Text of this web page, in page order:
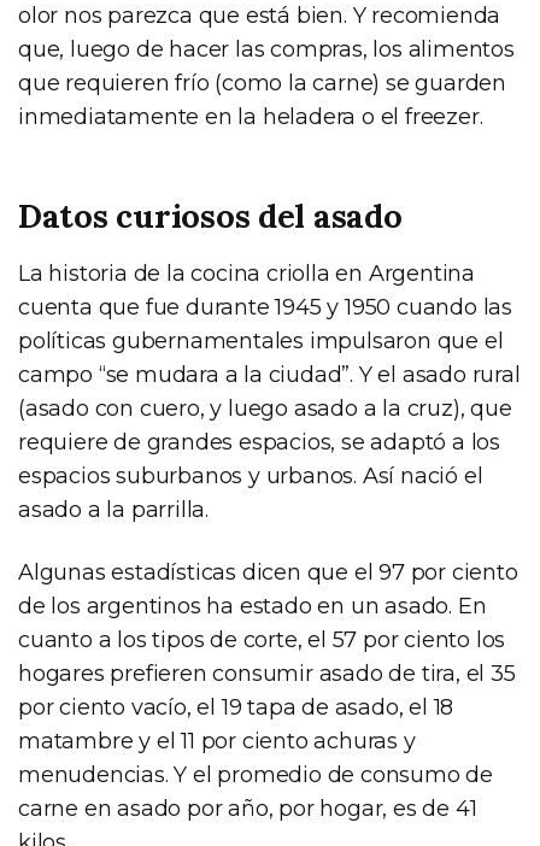
olor nos parezca que está bien. Y recomienda
que, luego de hacer las compras, los alimentos
que requieren frío (como la carne) se guarden
inmediatamente en la heladera o el freezer.
Datos curiosos del asado
La historia de la cocina criolla en Argentina
cuenta que fue durante 1945 y 1950 cuando las
políticas gubernamentales impulsaron que el
campo “se mudara a la ciudad”. Y el asado rural
(asado con cuero, y luego asado a la cruz), que
requiere de grandes espacios, se adaptó a los
espacios suburbanos y urbanos. Así nació el
asado a la parrilla.
Algunas estadísticas dicen que el 97 por ciento
de los argentinos ha estado en un asado. En
cuanto a los tipos de corte, el 57 por ciento los
hogares prefieren consumir asado de tira, el 35
por ciento vacío, el 19 tapa de asado, el 18
matambre y el 11 por ciento achuras y
menudencias. Y el promedio de consumo de
carne en asado por año, por hogar, es de 41